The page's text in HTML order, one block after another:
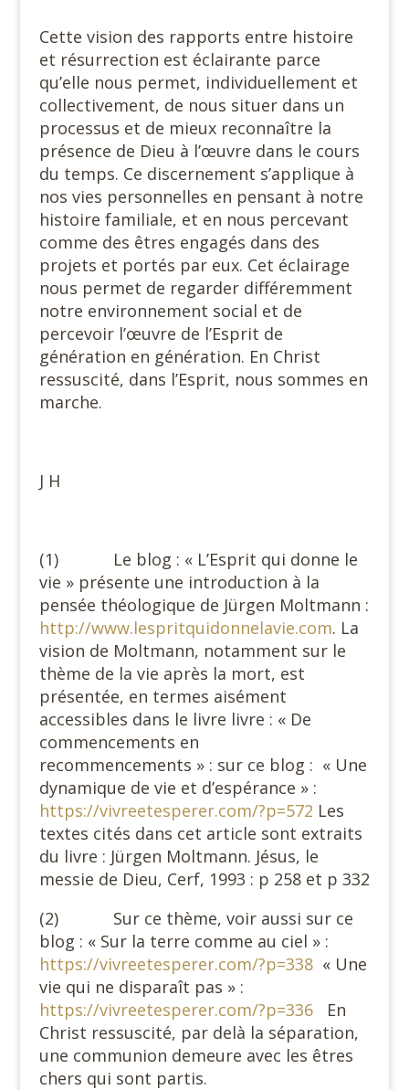
Cette vision des rapports entre histoire
et résurrection est éclairante parce
qu’elle nous permet, individuellement et
collectivement, de nous situer dans un
processus et de mieux reconnaître la
présence de Dieu à l’œuvre dans le cours
du temps. Ce discernement s’applique à
nos vies personnelles en pensant à notre
histoire familiale, et en nous percevant
comme des êtres engagés dans des
projets et portés par eux. Cet éclairage
nous permet de regarder différemment
notre environnement social et de
percevoir l’œuvre de l’Esprit de
génération en génération. En Christ
ressuscité, dans l’Esprit, nous sommes en
marche.
J H
(1) Le blog : « L’Esprit qui donne le
vie » présente une introduction à la
pensée théologique de Jürgen Moltmann :
http://www.lespritquidonnelavie.com. La
vision de Moltmann, notamment sur le
thème de la vie après la mort, est
présentée, en termes aisément
accessibles dans le livre livre : « De
commencements en
recommencements » : sur ce blog : « Une
dynamique de vie et d’espérance » :
https://vivreetesperer.com/?p=572 Les
textes cités dans cet article sont extraits
du livre : Jürgen Moltmann. Jésus, le
messie de Dieu, Cerf, 1993 : p 258 et p 332
(2) Sur ce thème, voir aussi sur ce
blog : « Sur la terre comme au ciel » :
https://vivreetesperer.com/?p=338« Une
vie qui ne disparaît pas » :
https://vivreetesperer.com/?p=336En
Christ ressuscité, par delà la séparation,
une communion demeure avec les êtres
chers qui sont partis.